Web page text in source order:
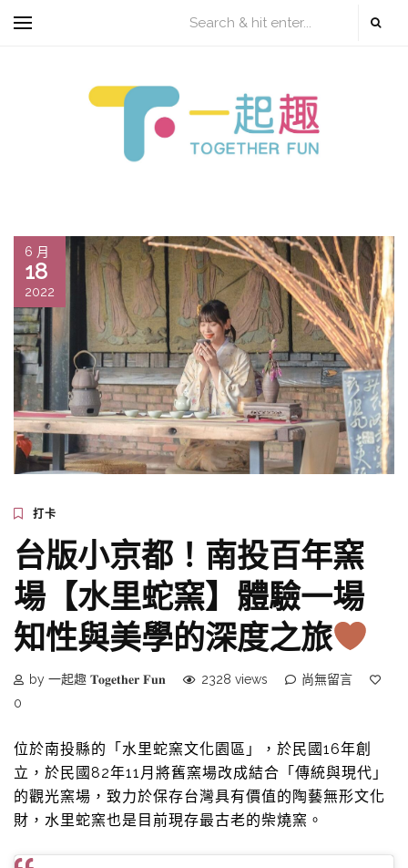
6 月
18
2022
打卡
台版小京都！南投百年窯
場【水里蛇窯】體驗一場
知性與美學的深度之旅
by 一起趣 𝐓𝐨𝐠𝐞𝐭𝐡𝐞𝐫 𝐅𝐮𝐧 2328 views
尚無留言
0
位於南投縣的「水里蛇窯文化園區」，於民國16年創
立，於民國82年11月將舊窯場改成結合「傳統與現代」
的觀光窯場，致力於保存台灣具有價值的陶藝無形文化
財，水里蛇窯也是目前現存最古老的柴燒窯。